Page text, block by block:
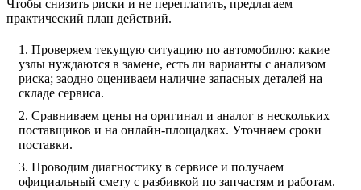
Чтобы снизить риски и не переплатить, предлагаем
практический план действий.
Проверяем текущую ситуацию по автомобилю: какие
узлы нуждаются в замене, есть ли варианты с анализом
риска; заодно оцениваем наличие запасных деталей на
складе сервиса.
Сравниваем цены на оригинал и аналог в нескольких
поставщиков и на онлайн-площадках. Уточняем сроки
поставки.
Проводим диагностику в сервисе и получаем
официальный смету с разбивкой по запчастям и работам.